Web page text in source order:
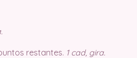
restantes. 1 cad, gira.